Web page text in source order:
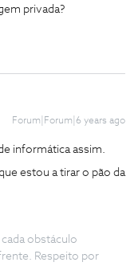
privada?
Forum|Forum|6 years ago
informática assim.
estou a tirar o pão da
obstáculo
Respeito por